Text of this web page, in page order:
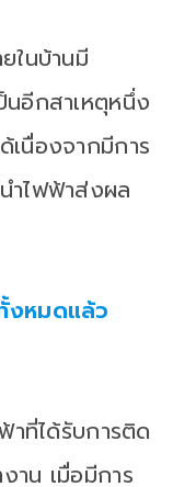
ในบ้านมี
อีกสาเหตุหนึ่ง
เนื่องจากมีการ
ำไฟฟ้าส่งผล
งหมดแล้ว
าที่ได้รับการติด
าน เมื่อมีการ